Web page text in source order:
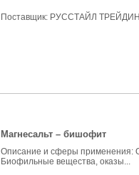
Поставщик: РУССТАЙЛ
Магнесальт – бишофит
Описание и сферы применения:
Биофильные вещества, оказы...